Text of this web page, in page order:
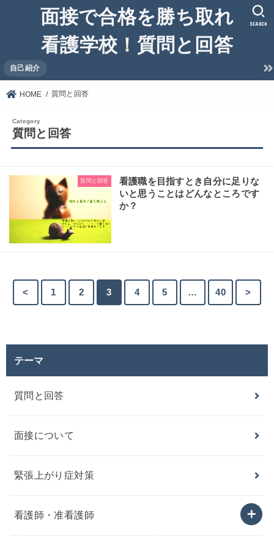
面接で合格を勝ち取れ
看護学校！質問と回答
自己紹介
SEARCH
HOME 質問と回答
質問と回答
質問と回答
看護職を目指すとき自分に足りな
いと思うことはどんなところです
か？
< 1 2 3 4 5 … 40 >
テーマ
質問と回答
面接について
緊張上がり症対策
看護師・准看護師